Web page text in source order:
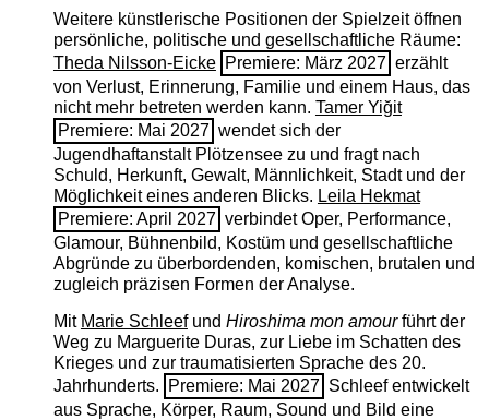
Weitere künstlerische Positionen der Spielzeit öffnen
persönliche, politische und gesellschaftliche Räume:
Theda Nilsson-Eicke Premiere: März 2027 erzählt
von Verlust, Erinnerung, Familie und einem Haus, das
nicht mehr betreten werden kann. Tamer Yiğit
Premiere: Mai 2027 wendet sich der
Jugendhaftanstalt Plötzensee zu und fragt nach
Schuld, Herkunft, Gewalt, Männlichkeit, Stadt und der
Möglichkeit eines anderen Blicks. Leila Hekmat
Premiere: April 2027 verbindet Oper, Performance,
Glamour, Bühnenbild, Kostüm und gesellschaftliche
Abgründe zu überbordenden, komischen, brutalen und
zugleich präzisen Formen der Analyse.
Mit Marie Schleefund Hiroshima mon amourführt der
Weg zu Marguerite Duras, zur Liebe im Schatten des
Krieges und zur traumatisierten Sprache des 20.
Jahrhunderts.
Premiere: Mai 2027 Schleef entwickelt
aus Sprache, Körper, Raum, Sound und Bild eine